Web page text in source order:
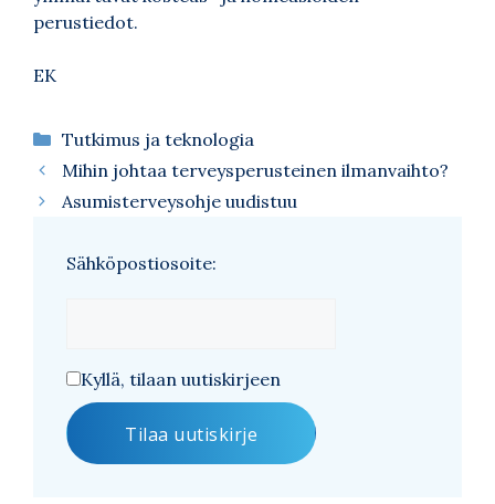
perustiedot.
EK
Kategoriat
Tutkimus ja teknologia
Mihin johtaa terveysperusteinen ilmanvaihto?
Asumisterveysohje uudistuu
Sähköpostiosoite:
Kyllä, tilaan uutiskirjeen